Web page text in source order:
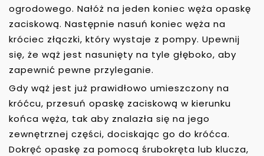
ogrodowego. Nałóż na jeden koniec węża opaskę
zaciskową. Następnie nasuń koniec węża na
króciec złączki, który wystaje z pompy. Upewnij
się, że wąż jest nasunięty na tyle głęboko, aby
zapewnić pewne przyleganie.
Gdy wąż jest już prawidłowo umieszczony na
króćcu, przesuń opaskę zaciskową w kierunku
końca węża, tak aby znalazła się na jego
zewnętrznej części, dociskając go do króćca.
Dokręć opaskę za pomocą śrubokręta lub klucza,